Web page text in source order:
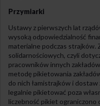
Przymiarki
Ustawy z pierwszych lat
wysoką odpowiedzialność
materialne podczas strajków.
solidarnościowych, czyli
pracowników innych
metodę pikietowania
do nich łamistrajków i dostaw
legalnie pikietować poza
liczebność pikiet ograniczono